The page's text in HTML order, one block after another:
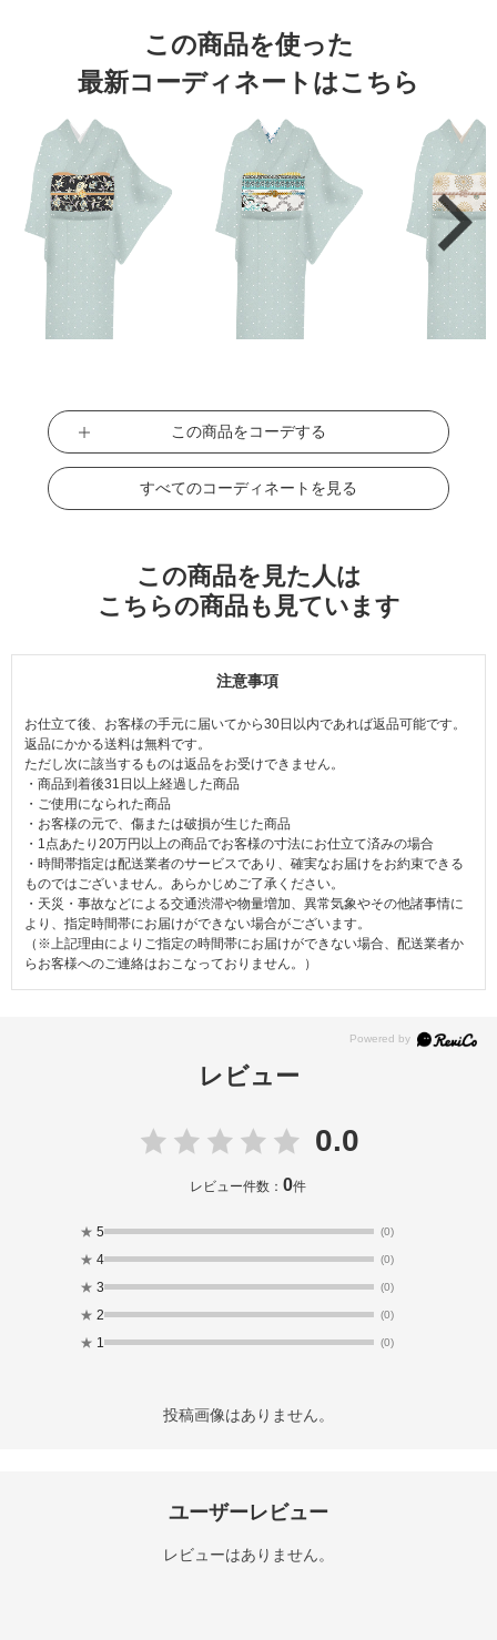
この商品を使った
最新コーディネートはこちら
この商品をコーデする
すべてのコーディネートを見る
この商品を見た人は
こちらの商品も見ています
注意事項
お仕立て後、お客様の手元に届いてから30日以内であれば返品可能です。
返品にかかる送料は無料です。
ただし次に該当するものは返品をお受けできません。
・商品到着後31日以上経過した商品
・ご使用になられた商品
・お客様の元で、傷または破損が生じた商品
・1点あたり20万円以上の商品でお客様の寸法にお仕立て済みの場合
・時間帯指定は配送業者のサービスであり、確実なお届けをお約束できる
ものではございません。あらかじめご了承ください。
・天災・事故などによる交通渋滞や物量増加、異常気象やその他諸事情に
より、指定時間帯にお届けができない場合がございます。
（※上記理由によりご指定の時間帯にお届けができない場合、配送業者か
らお客様へのご連絡はおこなっておりません。）
レビュー
0.0
レビュー件数：0件
★ 5 (0)
★ 4 (0)
★ 3 (0)
★ 2 (0)
★ 1 (0)
投稿画像はありません。
ユーザーレビュー
レビューはありません。